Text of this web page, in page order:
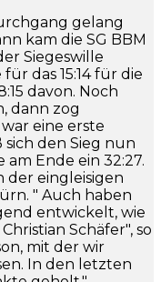
gelang
kam die SG BBM
Siegeswille
das 15:14 für die
davon. Noch
dann zog
eine erste
den Sieg nun
Ende ein 32:27.
der eingleisigen
" Auch haben
entwickelt, wie
Schäfer", so
mit der wir
In den letzten